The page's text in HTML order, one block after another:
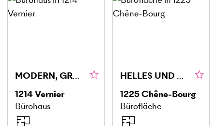
MODERN, GROSSZÜGIG UND VIELSEITIG NUTZBAR
1214Vernier
Bürohaus
HELLES UND GEMÜTLICHES ATELIER IN CHÊNE-BOURG
1225Chêne-Bourg
Bürofläche